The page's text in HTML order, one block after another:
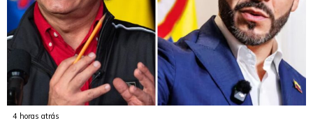
4 horas atrás